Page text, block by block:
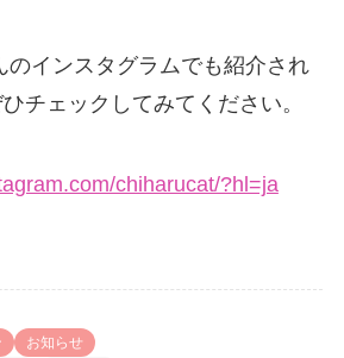
のインスタグラムでも紹介され
チェックしてみてください。
chiharucat/?hl=ja
お知らせ